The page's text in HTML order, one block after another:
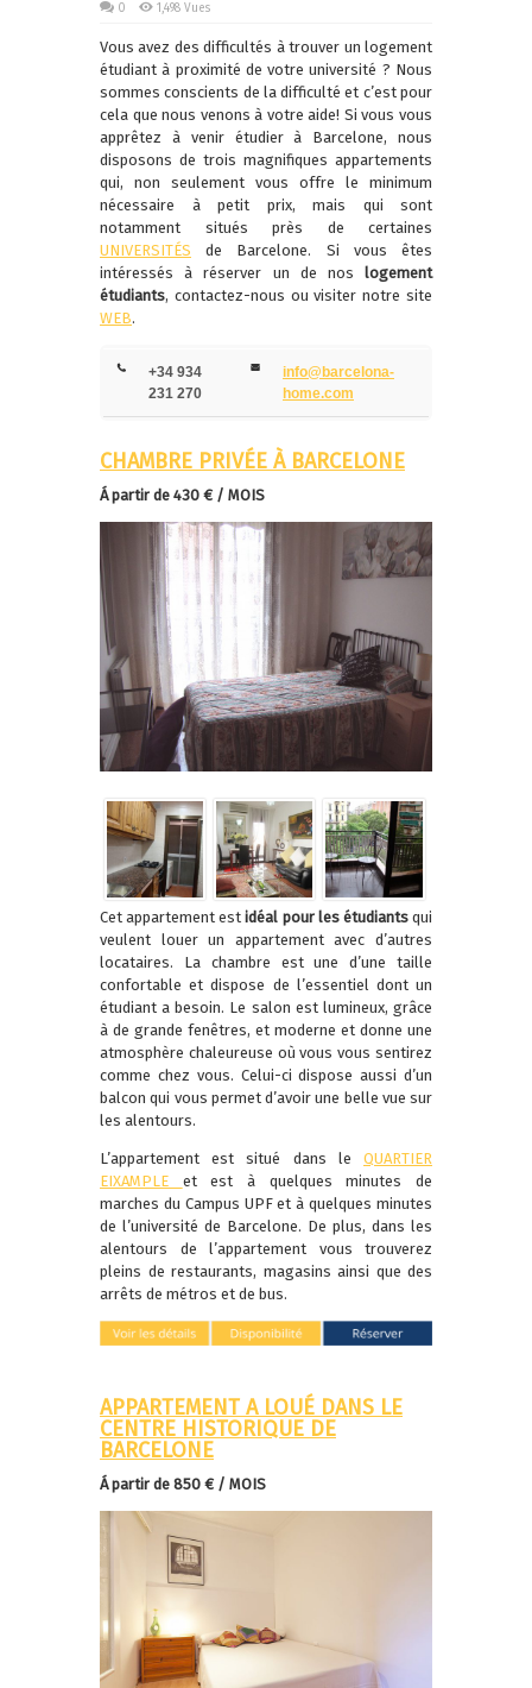
0
1,498 Vues
Vous avez des difficultés à trouver un logement
étudiant à proximité de votre université ? Nous
sommes conscients de la difficulté et c’est pour
cela que nous venons à votre aide! Si vous vous
apprêtez à venir étudier à Barcelone, nous
disposons de trois magnifiques appartements
qui, non seulement vous offre le minimum
nécessaire à petit prix, mais qui sont
notamment situés près de certaines
UNIVERSITÉS de Barcelone. Si vous êtes
intéressés à réserver un de nos
logement
étudiants, contactez-nous ou visiter notre site
WEB.
+34 934
231 270
info@barcelona-
home.com
CHAMBRE PRIVÉE À BARCELONE
Á partir de 430 € / MOIS
Cet appartement estidéal pour les étudiantsqui
veulent louer un appartement avec d’autres
locataires. La chambre est une d’une taille
confortable et dispose de l’essentiel dont un
étudiant a besoin. Le salon est lumineux, grâce
à de grande fenêtres, et moderne et donne une
atmosphère chaleureuse où vous vous sentirez
comme chez vous. Celui-ci dispose aussi d’un
balcon qui vous permet d’avoir une belle vue sur
les alentours.
L’appartement est situé dans le QUARTIER
EIXAMPLE et est à quelques minutes de
marches du Campus UPF et à quelques minutes
de l’université de Barcelone. De plus, dans les
alentours de l’appartement vous trouverez
pleins de restaurants, magasins ainsi que des
arrêts de métros et de bus.
APPARTEMENT A LOUÉ DANS LE
CENTRE HISTORIQUE DE
BARCELONE
Á partir de 850 € / MOIS